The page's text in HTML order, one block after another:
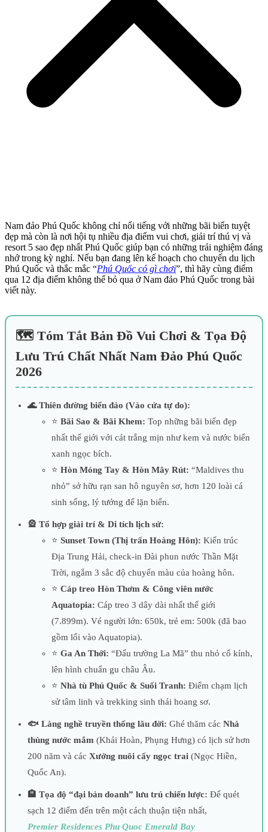
Nam đảo Phú Quốc không chỉ nổi tiếng với những bãi biển tuyệt
đẹp mà còn là nơi hội tụ nhiều địa điểm vui chơi, giải trí thú vị và
resort 5 sao đẹp nhất Phú Quốc giúp bạn có những trải nghiệm đáng
nhớ trong kỳ nghỉ. Nếu bạn đang lên kế hoạch cho chuyến du lịch
Phú Quốc và thắc mắc “Phú Quốc có gì chơi”, thì hãy cùng điểm
qua 12 địa điểm không thể bỏ qua ở Nam đảo Phú Quốc trong bài
viết này.
🗺️ Tóm Tắt Bản Đồ Vui Chơi & Tọa Độ
Lưu Trú Chất Nhất Nam Đảo Phú Quốc
2026
🌊 Thiên đường biển đảo (Vào cửa tự do):
⭐ Bãi Sao & Bãi Khem: Top những bãi biển đẹp
nhất thế giới với cát trắng mịn như kem và nước biển
xanh ngọc bích.
⭐ Hòn Móng Tay & Hòn Mây Rút: “Maldives thu
nhỏ” sở hữu rạn san hô nguyên sơ, hơn 120 loài cá
sinh sống, lý tưởng để lặn biển.
🎡 Tổ hợp giải trí & Di tích lịch sử:
⭐ Sunset Town (Thị trấn Hoàng Hôn): Kiến trúc
Địa Trung Hải, check-in Đài phun nước Thần Mặt
Trời, ngắm 3 sắc độ chuyển màu của hoàng hôn.
⭐ Cáp treo Hòn Thơm & Công viên nước
Aquatopia: Cáp treo 3 dây dài nhất thế giới
(7.899m). Vé người lớn: 650k, trẻ em: 500k (đã bao
gồm lối vào Aquatopia).
⭐ Ga An Thới: “Đấu trường La Mã” thu nhỏ cổ kính,
lên hình chuẩn gu châu Âu.
⭐ Nhà tù Phú Quốc & Suối Tranh: Điểm chạm lịch
sử tâm linh và trekking sinh thái hoang sơ.
🐟 Làng nghề truyền thống lâu đời: Ghé thăm các Nhà
thùng nước mắm (Khải Hoàn, Phụng Hưng) có lịch sử hơn
200 năm và các Xưởng nuôi cấy ngọc trai (Ngọc Hiền,
Quốc An).
🏨 Tọa độ “đại bản doanh” lưu trú chiến lược: Để quét
sạch 12 điểm đến trên một cách thuận tiện nhất,
Premier Residences Phu Quoc Emerald Bay